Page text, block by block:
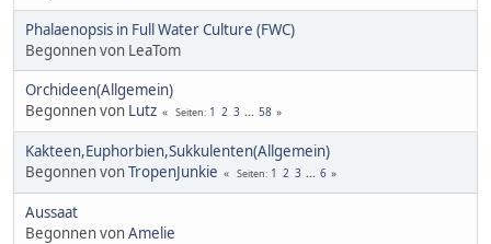
Phalaenopsis in Full Water Culture (FWC)
Begonnen von LeaTom
Orchideen(Allgemein)
Begonnen von Lutz Seiten 1 2 3 ... 58
Kakteen,Euphorbien,Sukkulenten(Allgemein)
Begonnen vonTropenJunkie Seiten 1 2 3 ... 6
Aussaat
Begonnen vonAmelie